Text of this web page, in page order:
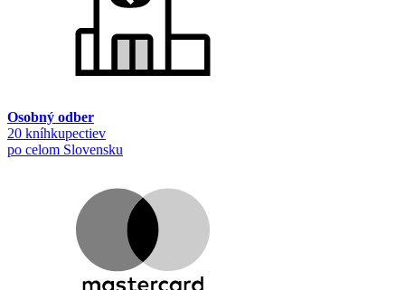
Osobný odber
20 kníhkupectiev
po celom Slovensku